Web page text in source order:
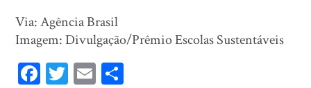
Via: Agência Brasil
Imagem: Divulgação/Prêmio Escolas Sustentáveis
Fa T E